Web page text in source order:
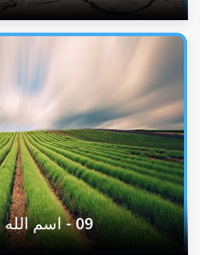
09 - اسم الله الشكور.